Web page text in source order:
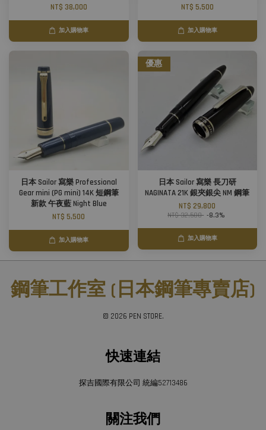
NT$ 38,000
加入購物車
NT$ 5,500
加入購物車
日本 Sailor 寫樂 Professional
Gear mini (PG mini) 14K 短鋼筆
新款 午夜藍 Night Blue
NT$ 5,500
加入購物車
優惠
日本 Sailor 寫樂 長刀研
NAGINATA 21K 銀夾銀尖 NM 鋼筆
NT$ 29,800
NT$ 32,500 -8.3%
加入購物車
鋼筆工作室 (日本鋼筆專賣店)
© 2026 PEN STORE.
快速連結
探吉國際有限公司 統編52713486
關注我們